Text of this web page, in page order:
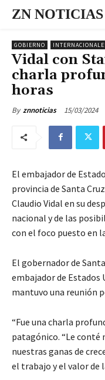
ZN NOTICIAS
GOBIERNO
Vidal con
charla
horas
By znnoticias 15/03/2024
El embajador de
provincia de Santa
Claudio Vidal en su
nacional y de las
con el foco puesto en
El gobernador de
embajador de Estados
mantuvo una reunión
“Fue una charla
patagónico. “Le
nuestras ganas de
el trabajo y el valor de